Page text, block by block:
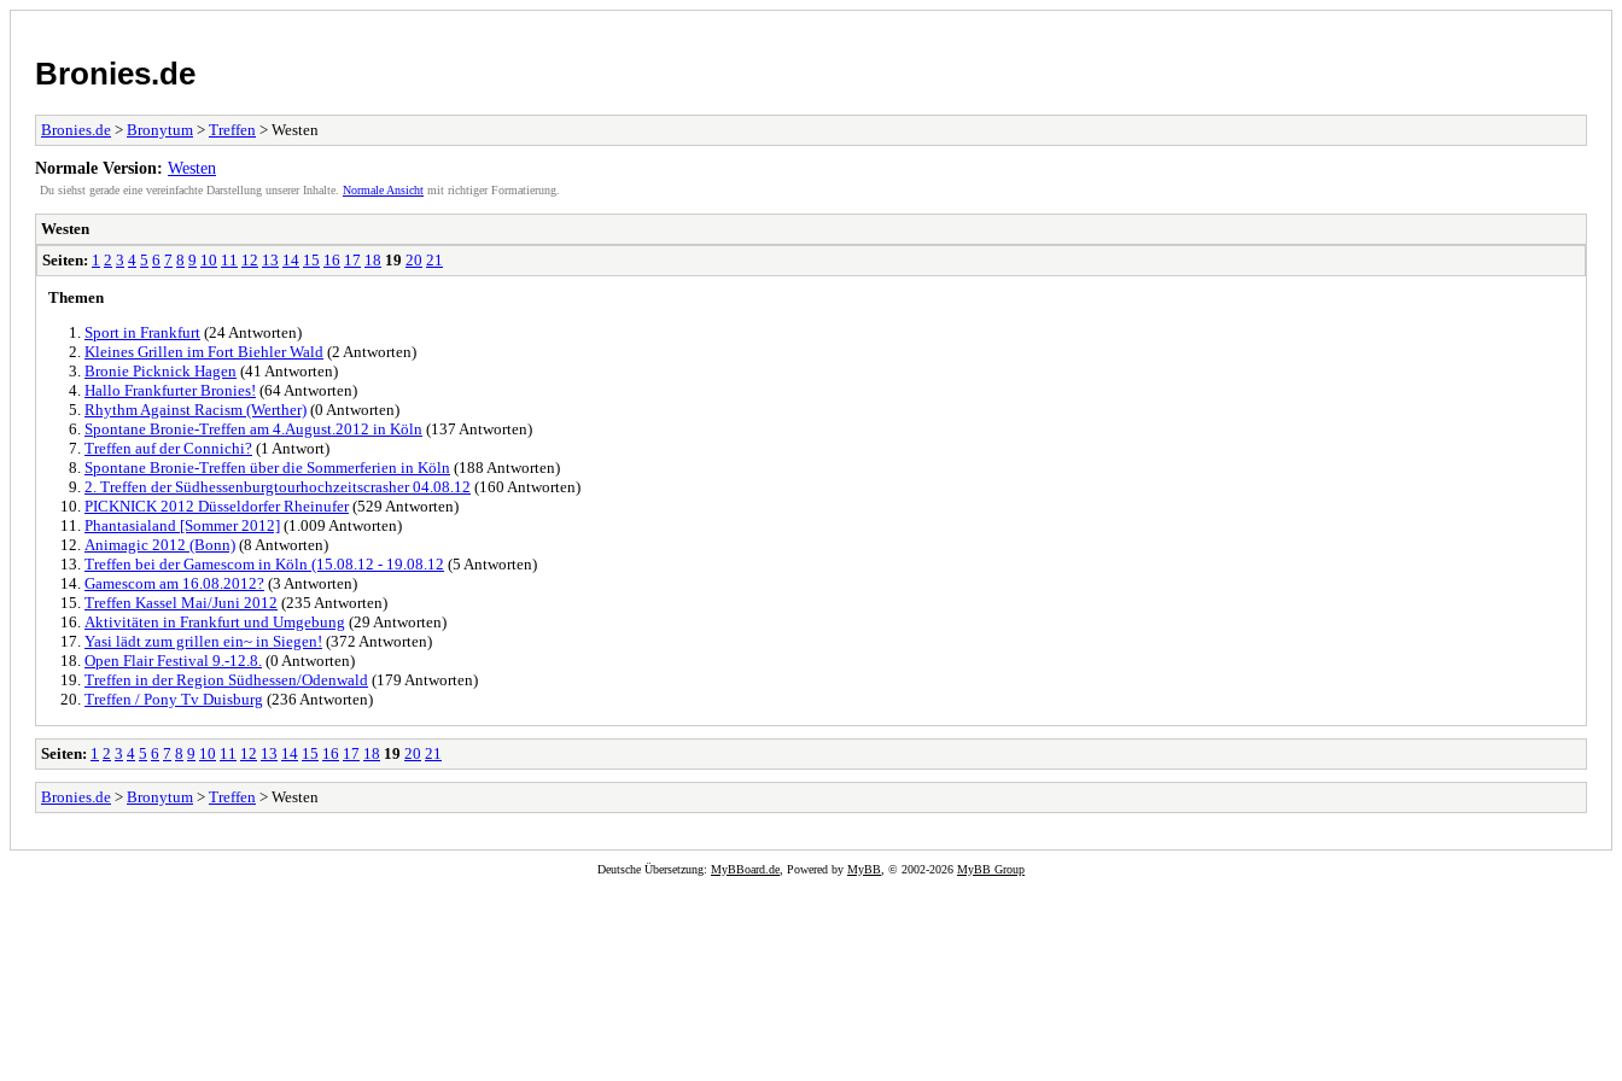
Bronies.de
Bronies.de > Bronytum > Treffen > Westen
Normale Version: Westen
Du siehst gerade eine vereinfachte Darstellung unserer Inhalte. Normale Ansicht mit richtiger Formatierung.
Westen
Seiten: 1 2 3 4 5 6 7 8 9 10 11 12 13 14 15 16 17 18 19 20 21
Themen
Sport in Frankfurt (24 Antworten)
Kleines Grillen im Fort Biehler Wald (2 Antworten)
Bronie Picknick Hagen (41 Antworten)
Hallo Frankfurter Bronies! (64 Antworten)
Rhythm Against Racism (Werther) (0 Antworten)
Spontane Bronie-Treffen am 4.August.2012 in Köln (137 Antworten)
Treffen auf der Connichi? (1 Antwort)
Spontane Bronie-Treffen über die Sommerferien in Köln (188 Antworten)
2. Treffen der Südhessenburgtourhochzeitscrasher 04.08.12 (160 Antworten)
PICKNICK 2012 Düsseldorfer Rheinufer(529 Antworten)
Phantasialand [Sommer 2012] (1.009 Antworten)
Animagic 2012 (Bonn) (8 Antworten)
Treffen bei der Gamescom in Köln (15.08.12 - 19.08.12 (5 Antworten)
Gamescom am 16.08.2012? (3 Antworten)
Treffen Kassel Mai/Juni 2012 (235 Antworten)
Aktivitäten in Frankfurt und Umgebung (29 Antworten)
Yasi lädt zum grillen ein~ in Siegen! (372 Antworten)
Open Flair Festival 9.-12.8. (0 Antworten)
Treffen in der Region Südhessen/Odenwald (179 Antworten)
Treffen / Pony Tv Duisburg (236 Antworten)
Seiten: 1 2 3 4 5 6 7 8 9 10 11 12 13 14 15 16 17 18 19 20 21
Bronies.de > Bronytum > Treffen > Westen
Deutsche Übersetzung: MyBBoard.de , Powered by MyBB , © 2002-2026 MyBB Group